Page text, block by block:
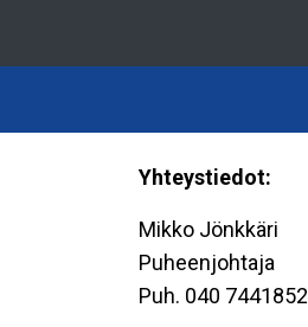
Yhteystiedot:
Mikko Jönkkäri
Puheenjohtaja
Puh. 040 7441852